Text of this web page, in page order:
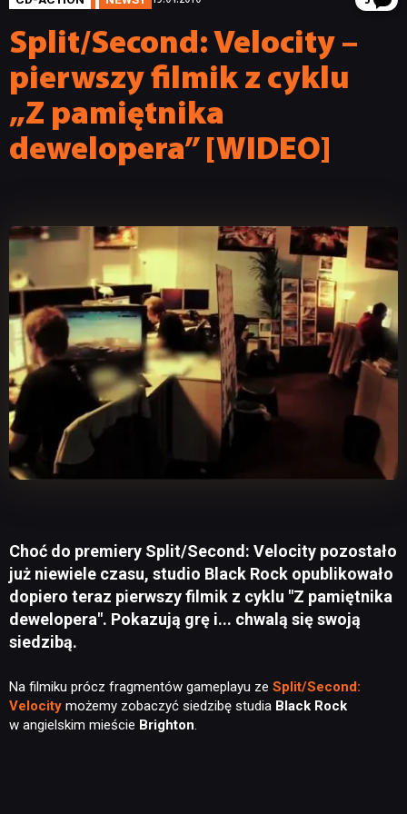
Split/Second: Velocity –
pierwszy filmik z cyklu
„Z pamiętnika
dewelopera” [WIDEO]
Choć do premiery Split/Second: Velocity pozostało
już niewiele czasu, studio Black Rock opublikowało
dopiero teraz pierwszy filmik z cyklu "Z pamiętnika
dewelopera". Pokazują grę i... chwalą się swoją
siedzibą.
Na filmiku prócz fragmentów gameplayu ze Split/Second:
Velocity możemy zobaczyć siedzibę studia Black Rock
w angielskim mieście Brighton.